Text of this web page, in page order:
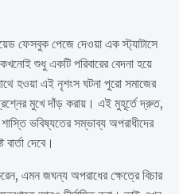
ফেসবুক পেজে দেওয়া এক স্ট্যাটাসে
শুধু একটি পরিবারের বেদনা হয়ে
হওয়া এই নৃশংস ঘটনা পুরো সমাজের
মুখে দাঁড় করায়। এই মুহূর্তে দ্রুত,
ভবিষ্যতের সম্ভাব্য অপরাধীদের
দেবে।
এমন জঘন্য অপরাধের ক্ষেত্রে বিচার